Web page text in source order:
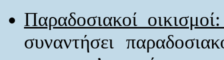
Παραδοσιακοί
συναντήσει